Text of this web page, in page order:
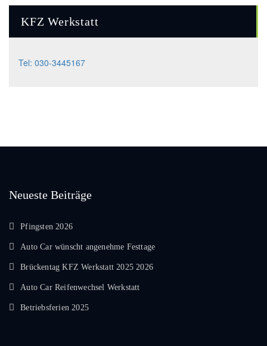
KFZ Werkstatt
Tel: 030-3445167
Neueste Beiträge
Pfingsten 2026
Auto Car wünscht angenehme Festtage
Brückentag KFZ Werkstatt 2025 2026
Auto Car Reifenwechsel Werkstatt
Betriebsferien 2025